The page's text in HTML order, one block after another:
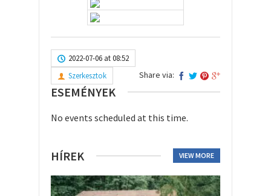
2022-07-06 at 08:52
Szerkesztok
Share via:
ESEMÉNYEK
No events scheduled at this time.
HÍREK VIEW MORE